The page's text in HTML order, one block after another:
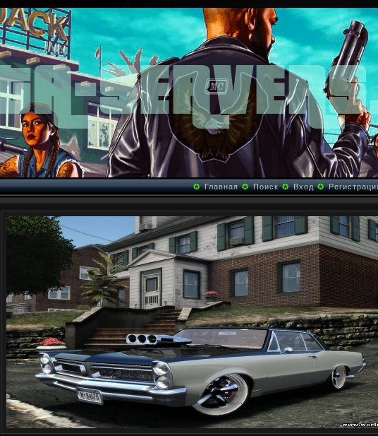
✪Главная✪Поиск✪Вход✪